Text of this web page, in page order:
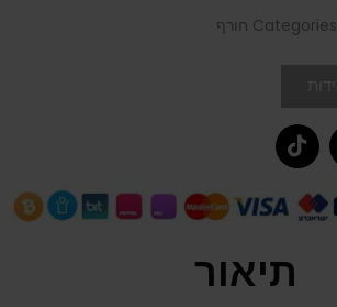
Categories
תיאור